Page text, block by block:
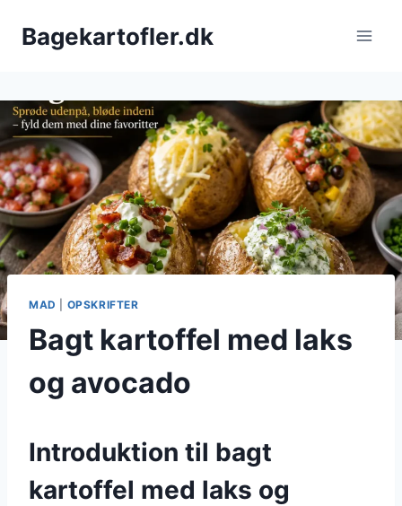
Bagekartofler.dk
MAD OPSKRIFTER
Bagt kartoffel med laks
og avocado
Introduktion til bagt
kartoffel med laks og